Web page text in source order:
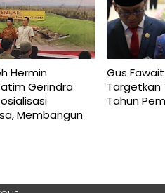
Hermin
Gerindra
Membangun
Gus
Targetkan
Tahun